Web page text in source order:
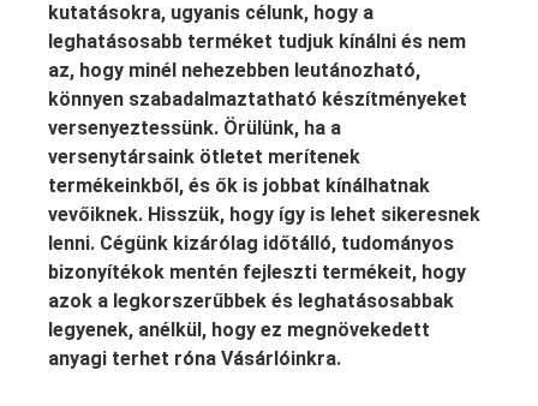
kutatásokra, ugyanis célunk, hogy a
leghatásosabb terméket tudjuk kínálni és nem
az, hogy minél nehezebben leutánozható,
könnyen szabadalmaztatható készítményeket
versenyeztessünk. Örülünk, ha a
versenytársaink ötletet merítenek
termékeinkből, és ők is jobbat kínálhatnak
vevőiknek. Hisszük, hogy így is lehet sikeresnek
lenni. Cégünk kizárólag időtálló, tudományos
bizonyítékok mentén fejleszti termékeit, hogy
azok a legkorszerűbbek és leghatásosabbak
legyenek, anélkül, hogy ez megnövekedett
anyagi terhet róna Vásárlóinkra.